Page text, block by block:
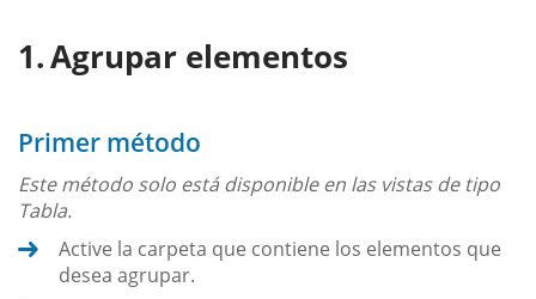
Agrupar elementos
Primer método
Este método solo está disponible en las vistas de tipo
Tabla.
Active la carpeta que contiene los elementos que
desea agrupar.